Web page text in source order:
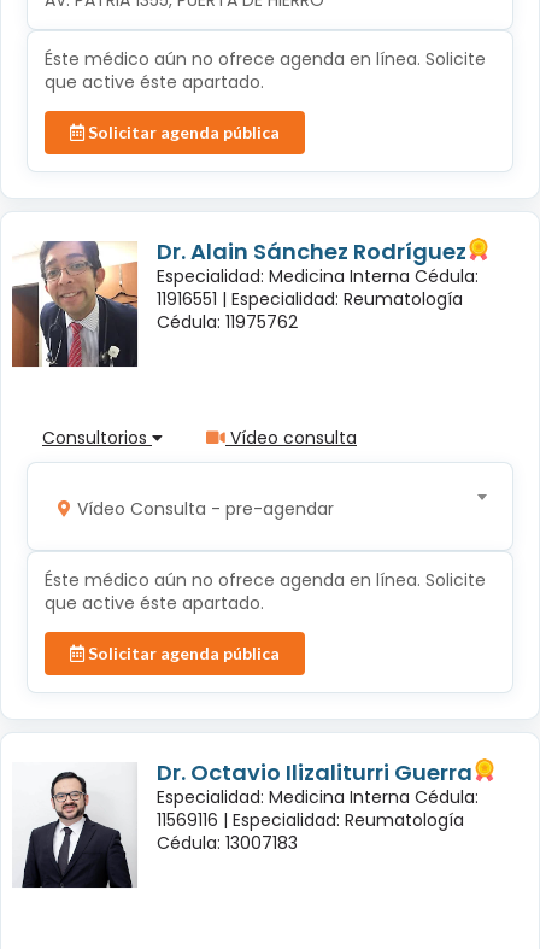
Éste médico aún no ofrece agenda en línea. Solicite
que active éste apartado.
Solicitar agenda pública
Dr. Alain Sánchez Rodríguez
Especialidad: Medicina Interna Cédula:
11916551 | Especialidad: Reumatología
Cédula: 11975762
Consultorios Vídeo consulta
Vídeo Consulta - pre-agendar
Éste médico aún no ofrece agenda en línea. Solicite
que active éste apartado.
Solicitar agenda pública
Dr. Octavio Ilizaliturri Guerra
Especialidad: Medicina Interna Cédula:
11569116 | Especialidad: Reumatología
Cédula: 13007183